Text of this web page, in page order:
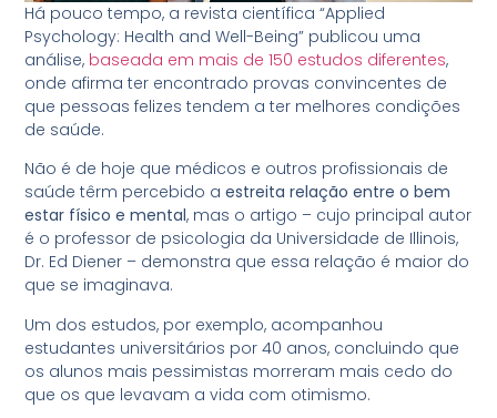
Há pouco tempo, a revista científica “Applied
Psychology: Health and Well-Being” publicou uma
análise, baseada em mais de 150 estudos diferentes,
onde afirma ter encontrado provas convincentes de
que pessoas felizes tendem a ter melhores condições
de saúde.
Não é de hoje que médicos e outros profissionais de
saúde têrm percebido aestreita relação entre o bem
estar físico e mental, mas o artigo – cujo principal autor
é o professor de psicologia da Universidade de Illinois,
Dr. Ed Diener – demonstra que essa relação é maior do
que se imaginava.
Um dos estudos, por exemplo, acompanhou
estudantes universitários por 40 anos, concluindo que
os alunos mais pessimistas morreram mais cedo do
que os que levavam a vida com otimismo.